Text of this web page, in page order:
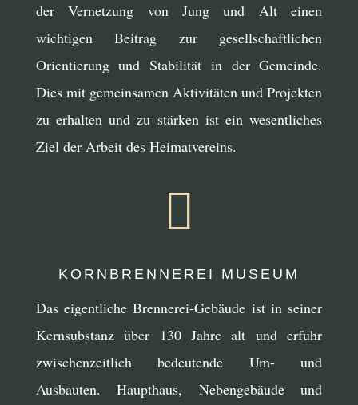
der Vernetzung von Jung und Alt einen
wichtigen Beitrag zur gesellschaftlichen
Orientierung und Stabilität in der Gemeinde.
Dies mit gemeinsamen Aktivitäten und Projekten
zu erhalten und zu stärken ist ein wesentliches
Ziel der Arbeit des Heimatvereins.

KORNBRENNEREI MUSEUM
Das eigentliche Brennerei-Gebäude ist in seiner
Kernsubstanz über 130 Jahre alt und erfuhr
zwischenzeitlich bedeutende Um- und
Ausbauten. Haupthaus, Nebengebäude und